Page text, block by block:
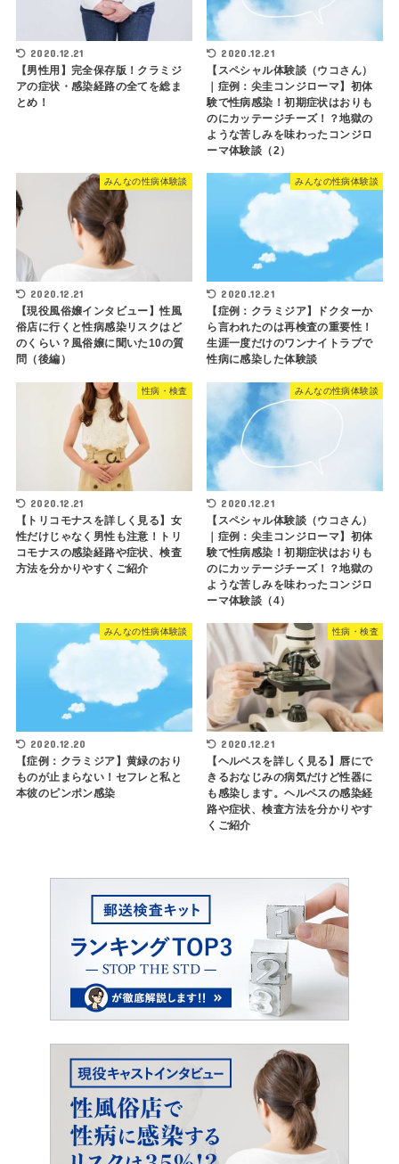
2020.12.21
【男性用】完全保存版！クラミジ
アの症状・感染経路の全てを総ま
とめ！
2020.12.21
【スペシャル体験談（ウコさん）
｜症例：尖圭コンジローマ】初体
験で性病感染！初期症状はおりも
のにカッテージチーズ！？地獄の
ような苦しみを味わったコンジロ
ーマ体験談（2）
みんなの性病体験談
2020.12.21
【現役風俗嬢インタビュー】性風
俗店に行くと性病感染リスクはど
のくらい？風俗嬢に聞いた10の質
問（後編）
みんなの性病体験談
2020.12.21
【症例：クラミジア】ドクターか
ら言われたのは再検査の重要性！
生涯一度だけのワンナイトラブで
性病に感染した体験談
性病・検査
2020.12.21
【トリコモナスを詳しく見る】女
性だけじゃなく男性も注意！トリ
コモナスの感染経路や症状、検査
方法を分かりやすくご紹介
みんなの性病体験談
2020.12.21
【スペシャル体験談（ウコさん）
｜症例：尖圭コンジローマ】初体
験で性病感染！初期症状はおりも
のにカッテージチーズ！？地獄の
ような苦しみを味わったコンジロ
ーマ体験談（4）
みんなの性病体験談
2020.12.20
【症例：クラミジア】黄緑のおり
ものが止まらない！セフレと私と
本彼のピンポン感染
性病・検査
2020.12.21
【ヘルペスを詳しく見る】唇にで
きるおなじみの病気だけど性器に
も感染します。ヘルペスの感染経
路や症状、検査方法を分かりやす
くご紹介